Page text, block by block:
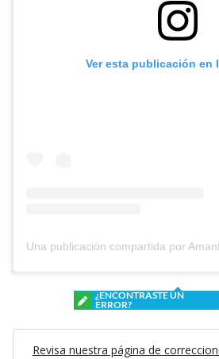
Ver esta publicación en
¿ENCONTRASTE UN
ERROR?
Revisa nuestra página de